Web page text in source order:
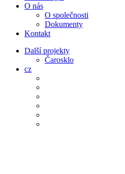
O nás
O společnosti
Dokumenty
Kontakt
Další projekty
Čarosklo
cz